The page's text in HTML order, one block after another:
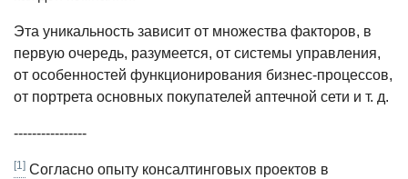
Эта уникальность зависит от множества факторов, в
первую оче­редь, разумеется, от системы управле­ния,
от особенностей функциониро­вания бизнес-процессов,
от портрета основных покупателей аптечной сети и т. д.
----------------
[1] Согласно опыту консалтинговых проектов в